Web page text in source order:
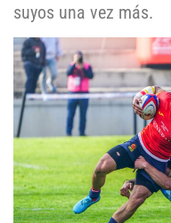
suyos una vez más.